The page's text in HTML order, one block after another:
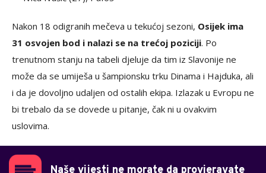
Nakon 18 odigranih mečeva u tekućoj sezoni, Osijek ima
31 osvojen bod i nalazi se na trećoj poziciji. Po
trenutnom stanju na tabeli djeluje da tim iz Slavonije ne
može da se umiješa u šampionsku trku Dinama i Hajduka, ali
i da je dovoljno udaljen od ostalih ekipa. Izlazak u Evropu ne
bi trebalo da se dovede u pitanje, čak ni u ovakvim
uslovima.